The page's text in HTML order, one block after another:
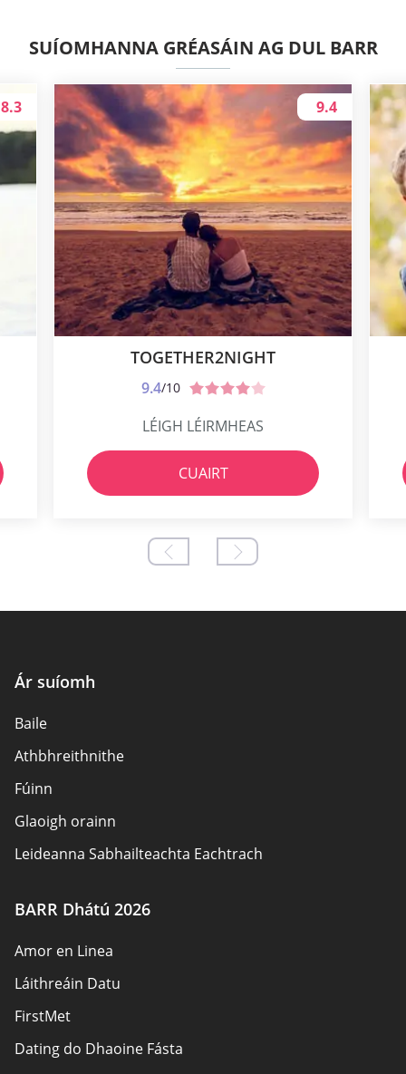
SUÍOMHANNA GRÉASÁIN AG DUL BARR
8.3
TOGETHER2NIGHT
9.4/10
9.4
LÉIGH LÉIRMHEAS
CUAIRT
Ár suíomh
Baile
Athbhreithnithe
Fúinn
Glaoigh orainn
Leideanna Sabhailteachta Eachtrach
Beartas Príobháideachais
Freagracht
Nochtadh Affiliate
Léarscáil an láithreáin
BARR Dhátú 2026
Amor en Linea
Láithreáin Datu
FirstMet
Dating do Dhaoine Fásta